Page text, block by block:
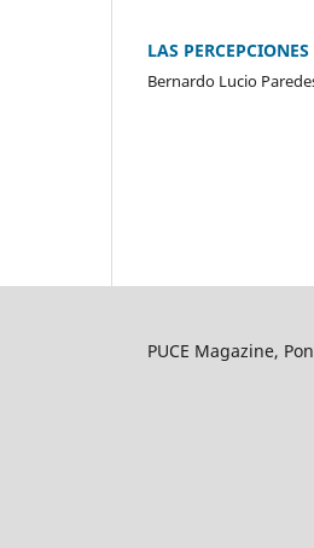
LAS
Bernardo Lucio
PUCE Magazine,